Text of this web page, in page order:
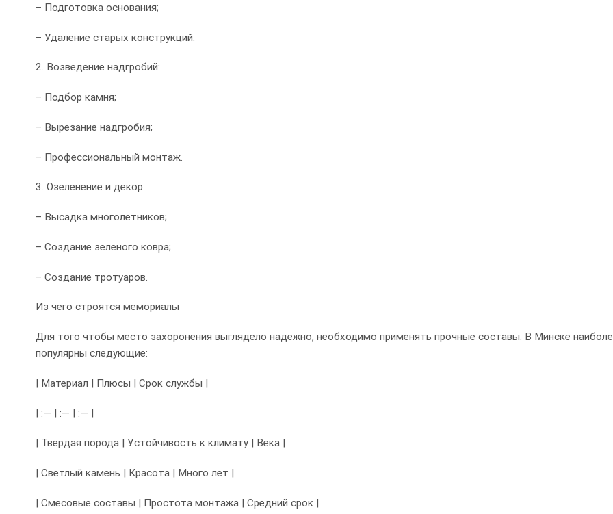
– Подготовка основания;
– Удаление старых конструкций.
2. Возведение надгробий:
– Подбор камня;
– Вырезание надгробия;
– Профессиональный монтаж.
3. Озеленение и декор:
– Высадка многолетников;
– Создание зеленого ковра;
– Создание тротуаров.
Из чего строятся мемориалы
Для того чтобы место захоронения выглядело надежно, необходимо применять прочные составы. В Минске
популярны следующие:
| Материал | Плюсы | Срок службы |
| :— | :— | :— |
| Твердая порода | Устойчивость к климату | Века |
| Светлый камень | Красота | Много лет |
| Смесовые составы | Простота монтажа | Средний срок |